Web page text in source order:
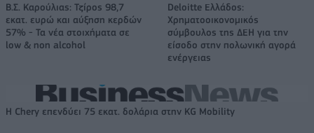
Β.Σ. Καρούλιας: Τζίρος 98,7
εκατ. ευρώ και αύξηση κερδών
57% - Τα νέα στοιχήματα σε
low & non alcohol
Deloitte Ελλάδος:
Χρηματοοικονομικός
σύμβουλος της ΔΕΗ για την
είσοδο στην πολωνική αγορά
ενέργειας
Η Chery επενδύει 75 εκατ. δολάρια στην KG Mobility